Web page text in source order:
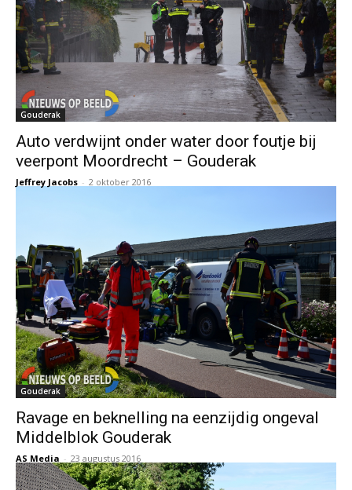
Gouderak
Auto verdwijnt onder water door foutje bij
veerpont Moordrecht – Gouderak
Jeffrey Jacobs - 2 oktober 2016
Gouderak
Ravage en beknelling na eenzijdig ongeval
Middelblok Gouderak
AS Media - 23 augustus 2016